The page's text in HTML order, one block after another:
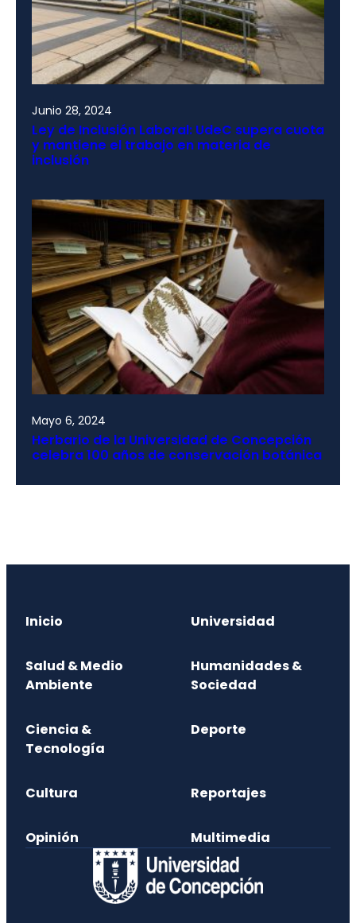
Junio 28, 2024
Ley de Inclusión Laboral: UdeC supera cuota
y mantiene el trabajo en materia de
inclusión
Mayo 6, 2024
Herbario de la Universidad de Concepción
celebra 100 años de conservación botánica
Inicio Universidad
Salud & Medio
Ambiente
Humanidades &
Sociedad
Ciencia &
Tecnología
Deporte
Cultura Reportajes
Opinión Multimedia